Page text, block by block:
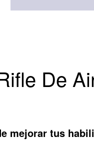
De
mejorar tus